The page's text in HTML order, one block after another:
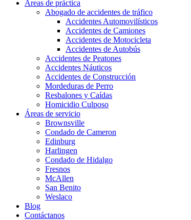
Áreas de práctica
Abogado de accidentes de tráfico
Accidentes Automovilísticos
Accidentes de Camiones
Accidentes de Motocicleta
Accidentes de Autobús
Accidentes de Peatones
Accidentes Náuticos
Accidentes de Construcción
Mordeduras de Perro
Resbalones y Caídas
Homicidio Culposo
Áreas de servicio
Brownsville
Condado de Cameron
Edinburg
Harlingen
Condado de Hidalgo
Fresnos
McAllen
San Benito
Weslaco
Blog
Contáctanos